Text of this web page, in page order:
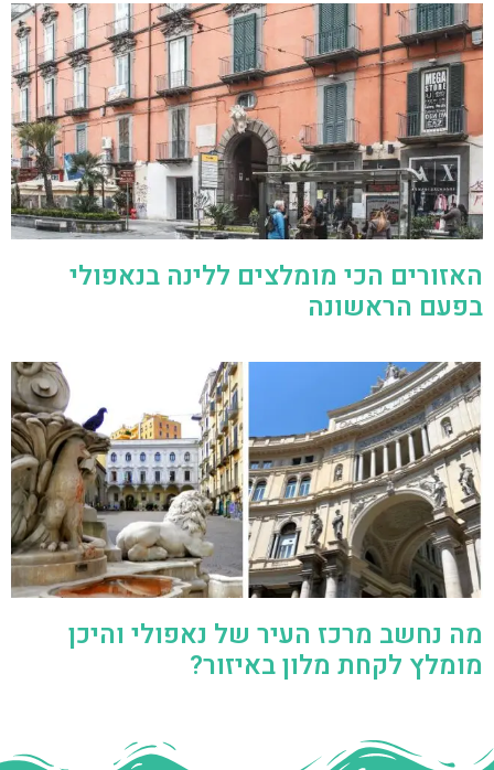
האזורים הכי מומלצים ללינה בנאפולי
בפעם הראשונה
מה נחשב מרכז העיר של נאפולי והיכן
מומלץ לקחת מלון באיזור?